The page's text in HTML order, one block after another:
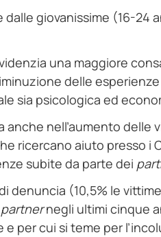
giovanissime (16-24
una maggiore
delle
sia psicologica ed
nell’aumento delle
ricercano aiuto presso i
subite da parte dei
denuncia (10,5% le
partnernegli ultimi cinque
per cui si teme per